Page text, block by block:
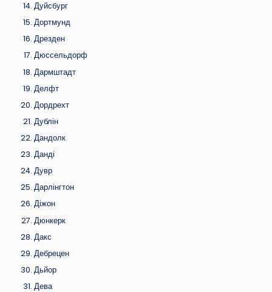
Дуйсбург
Дортмунд
Дрезден
Дюссельдорф
Дармштадт
Делфт
Дордрехт
Дублін
Дандолк
Данді
Дувр
Дарлінгтон
Діжон
Дюнкерк
Дакс
Дебрецен
Дьйор
Дева